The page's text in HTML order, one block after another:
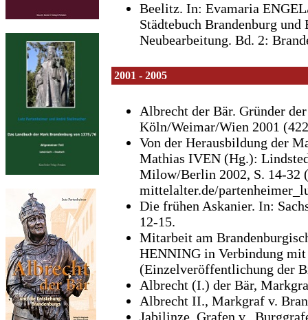
Beelitz. In: Evamaria
Städtebuch Brandenburg
Neubearbeitung. Bd. 2:
2001 - 2005
Albrecht der Bär. Gründer
Köln/Weimar/Wien 2001
Von der Herausbildung der
Mathias IVEN (Hg.):
Milow/Berlin 2002, S. 14-32
mittelalter.de/
Die frühen Askanier. In:
12-15.
Mitarbeit am
HENNING in Verbindung
(Einzelveröffentlichung der
Albrecht (I.) der Bär,
Albrecht II., Markgraf v.
Jabilinze, Grafen v.,